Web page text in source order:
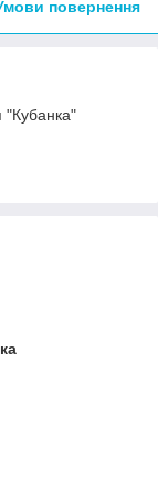
повернення
"Кубанка"